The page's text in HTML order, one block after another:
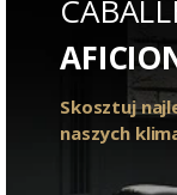
Skosztuj
naszych